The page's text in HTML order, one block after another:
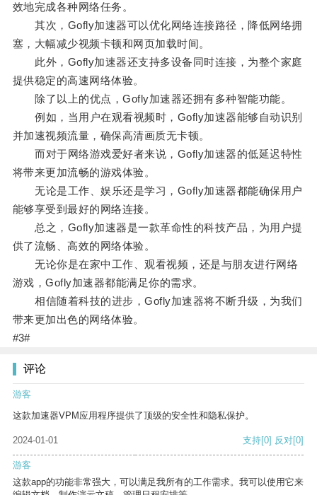
效地完成各种网络任务。
其次，Gofly加速器可以优化网络连接路径，降低网络拥
塞，大幅减少视频卡顿和网页加载时间。
此外，Gofly加速器还支持多设备同时连接，为整个家庭
提供稳定的高速网络体验。
除了以上的优点，Gofly加速器还拥有多种智能功能。
例如，当用户在观看视频时，Gofly加速器能够自动识别
并加速视频流量，确保高清画质无卡顿。
而对于网络游戏爱好者来说，Gofly加速器的低延迟特性
将带来更加流畅的游戏体验。
无论是工作、娱乐还是学习，Gofly加速器都能确保用户
能够享受到最好的网络连接。
总之，Gofly加速器是一款革命性的科技产品，为用户提
供了流畅、高效的网络体验。
无论你是在家中工作、观看视频，还是与朋友进行网络
游戏，Gofly加速器都能满足你的需求。
相信随着科技的进步，Gofly加速器将不断升级，为我们
带来更加出色的网络体验。
#3#
评论
游客
这款加速器VPM应用程序提供了顶级的安全性和隐私保护。
2024-01-01 支持[0] 反对[0]
游客
这款app的功能非常强大，可以满足我所有的工作需求。我可以使用它来